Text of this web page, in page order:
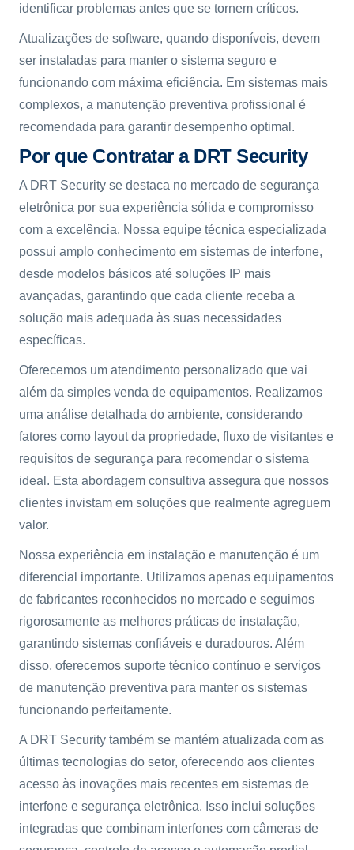
identificar problemas antes que se tornem críticos.
Atualizações de software, quando disponíveis, devem
ser instaladas para manter o sistema seguro e
funcionando com máxima eficiência. Em sistemas mais
complexos, a manutenção preventiva profissional é
recomendada para garantir desempenho optimal.
Por que Contratar a DRT Security
A DRT Security se destaca no mercado de segurança
eletrônica por sua experiência sólida e compromisso
com a excelência. Nossa equipe técnica especializada
possui amplo conhecimento em sistemas de interfone,
desde modelos básicos até soluções IP mais
avançadas, garantindo que cada cliente receba a
solução mais adequada às suas necessidades
específicas.
Oferecemos um atendimento personalizado que vai
além da simples venda de equipamentos. Realizamos
uma análise detalhada do ambiente, considerando
fatores como layout da propriedade, fluxo de visitantes e
requisitos de segurança para recomendar o sistema
ideal. Esta abordagem consultiva assegura que nossos
clientes invistam em soluções que realmente agreguem
valor.
Nossa experiência em instalação e manutenção é um
diferencial importante. Utilizamos apenas equipamentos
de fabricantes reconhecidos no mercado e seguimos
rigorosamente as melhores práticas de instalação,
garantindo sistemas confiáveis e duradouros. Além
disso, oferecemos suporte técnico contínuo e serviços
de manutenção preventiva para manter os sistemas
funcionando perfeitamente.
A DRT Security também se mantém atualizada com as
últimas tecnologias do setor, oferecendo aos clientes
acesso às inovações mais recentes em sistemas de
interfone e segurança eletrônica. Isso inclui soluções
integradas que combinam interfones com câmeras de